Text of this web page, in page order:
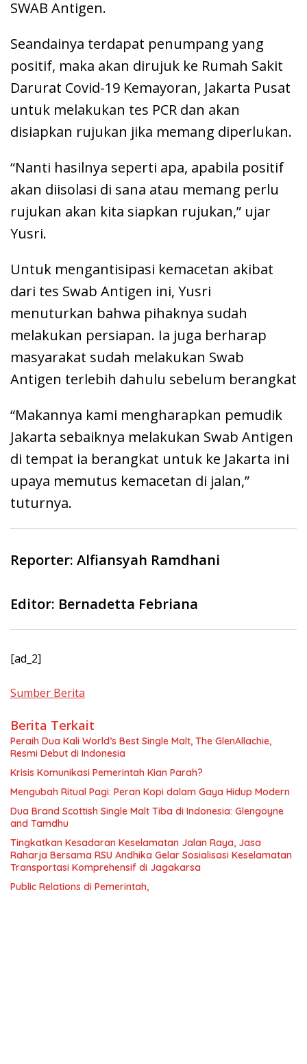
SWAB Antigen.
Seandainya terdapat penumpang yang
positif, maka akan dirujuk ke Rumah Sakit
Darurat Covid-19 Kemayoran, Jakarta Pusat
untuk melakukan tes PCR dan akan
disiapkan rujukan jika memang diperlukan.
“Nanti hasilnya seperti apa, apabila positif
akan diisolasi di sana atau memang perlu
rujukan akan kita siapkan rujukan,” ujar
Yusri.
Untuk mengantisipasi kemacetan akibat
dari tes Swab Antigen ini, Yusri
menuturkan bahwa pihaknya sudah
melakukan persiapan. Ia juga berharap
masyarakat sudah melakukan Swab
Antigen terlebih dahulu sebelum berangkat
“Makannya kami mengharapkan pemudik
Jakarta sebaiknya melakukan Swab Antigen
di tempat ia berangkat untuk ke Jakarta ini
upaya memutus kemacetan di jalan,”
tuturnya.
Reporter: Alfiansyah Ramdhani
Editor: Bernadetta Febriana
[ad_2]
Sumber Berita
Berita Terkait
Peraih Dua Kali World’s Best Single Malt, The GlenAllachie,
Resmi Debut di Indonesia
Krisis Komunikasi Pemerintah Kian Parah?
Mengubah Ritual Pagi: Peran Kopi dalam Gaya Hidup Modern
Dua Brand Scottish Single Malt Tiba di Indonesia: Glengoyne
and Tamdhu
Tingkatkan Kesadaran Keselamatan Jalan Raya, Jasa
Raharja Bersama RSU Andhika Gelar Sosialisasi Keselamatan
Transportasi Komprehensif di Jagakarsa
Public Relations di Pemerintah,